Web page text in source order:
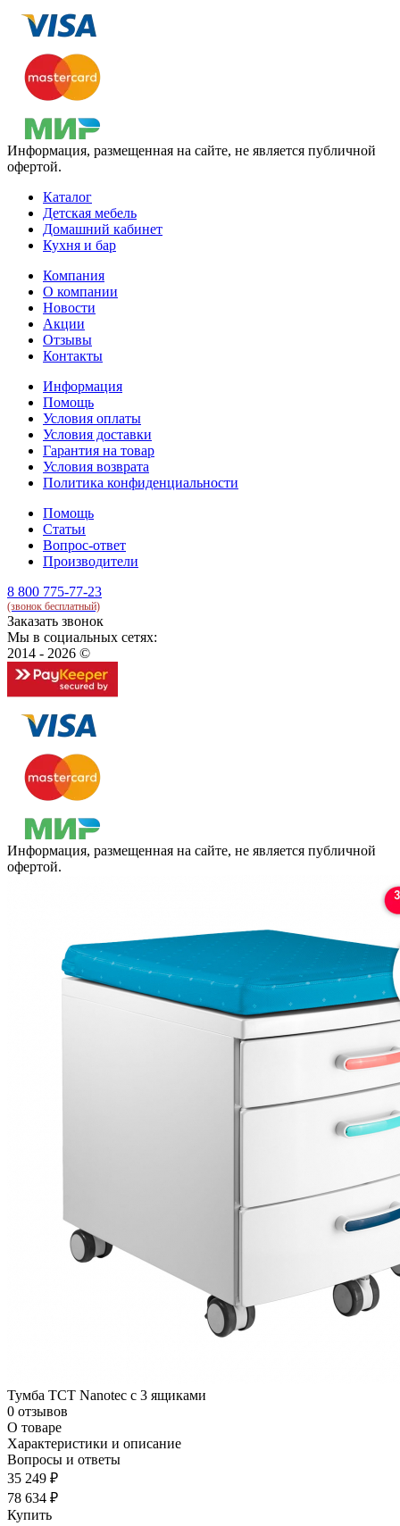
Информация, размещенная на сайте, не является публичной
офертой.
Каталог
Детская мебель
Домашний кабинет
Кухня и бар
Компания
О компании
Новости
Акции
Отзывы
Контакты
Информация
Помощь
Условия оплаты
Условия доставки
Гарантия на товар
Условия возврата
Политика конфиденциальности
Помощь
Статьи
Вопрос-ответ
Производители
8 800 775-77-23
(звонок бесплатный)
Заказать звонок
Мы в социальных сетях:
2014 - 2026 ©
Информация, размещенная на сайте, не является публичной
офертой.
Тумба TCT Nanotec с 3 ящиками
0 отзывов
О товаре
Характеристики и описание
Вопросы и ответы
35 249 ₽
78 634 ₽
Купить